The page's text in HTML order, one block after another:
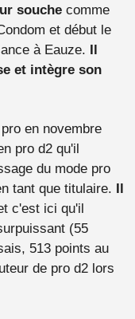
souche comme
et début le
à Eauze. Il
et intègre son
en novembre
pro d2 qu'il
du mode pro
tant que titulaire. Il
c'est ici qu'il
(55
513 points au
de pro d2 lors